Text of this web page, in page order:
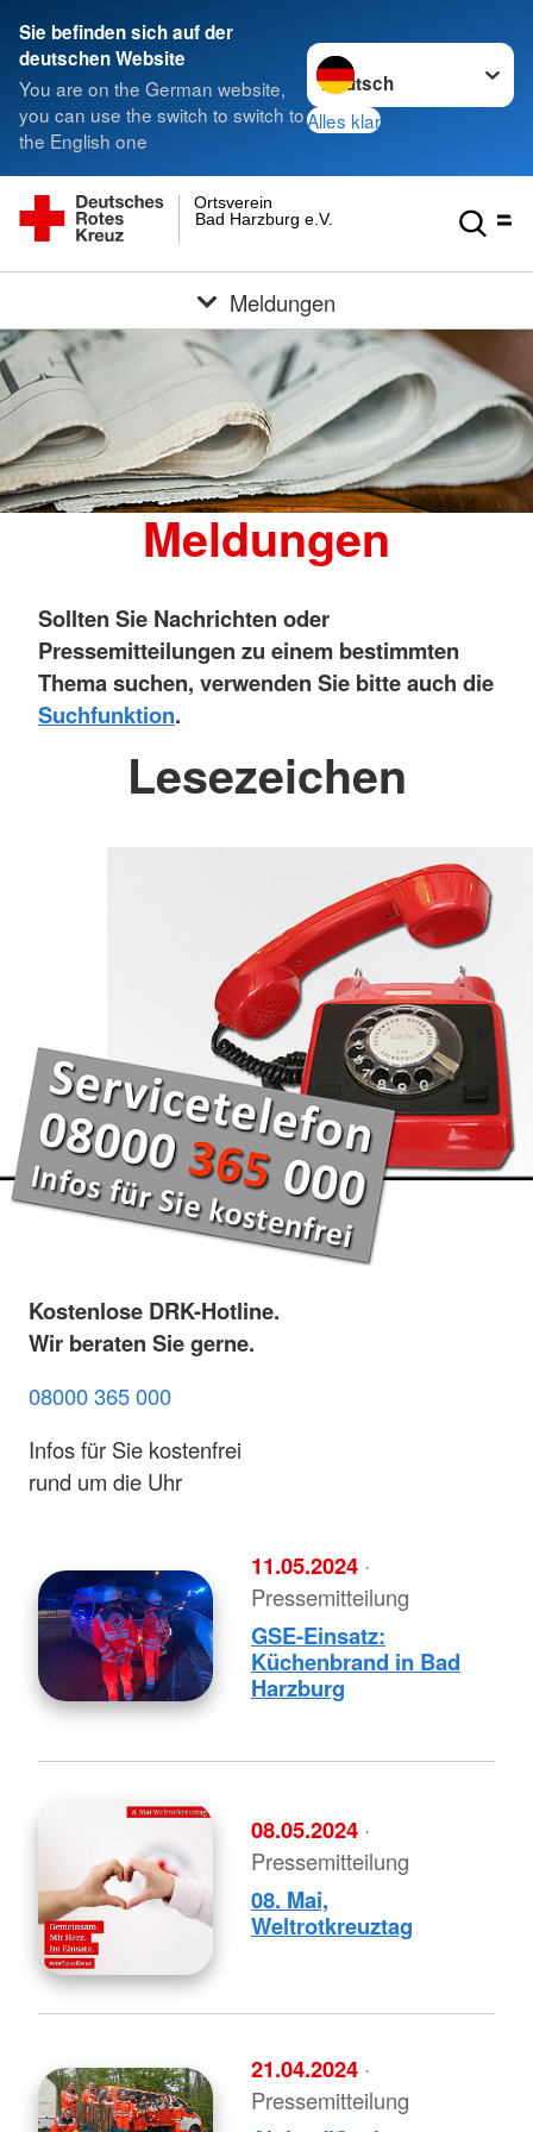
Sie befinden sich auf der
deutschen Website
You are on the German website,
you can use the switch to switch to
the English one
Sprache wechseln zu
Alles klar
Bad Harzburg e.V.
Ortsverein
Meldungen
Meldungen
Sollten Sie Nachrichten oder
Pressemitteilungen zu einem bestimmten
Thema suchen, verwenden Sie bitte auch die
Suchfunktion.
Lesezeichen
Kostenlose DRK-Hotline.
Wir beraten Sie gerne.
08000 365 000
Infos für Sie kostenfrei
rund um die Uhr
11.05.2024 ·
Pressemitteilung
GSE-Einsatz:
Küchenbrand in Bad
Harzburg
08.05.2024 ·
Pressemitteilung
08. Mai,
Weltrotkreuztag
21.04.2024 ·
Pressemitteilung